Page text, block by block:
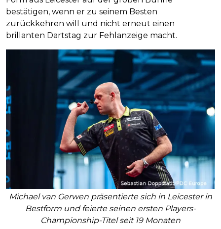
bestätigen, wenn er zu seinem Besten
zurückkehren will und nicht erneut einen
brillanten Dartstag zur Fehlanzeige macht.
Michael van Gerwen präsentierte sich in Leicester in
Bestform und feierte seinen ersten Players-
Championship-Titel seit 19 Monaten